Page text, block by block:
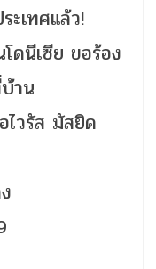
ะเทศแล้ว!
ดนีเซีย ขอร้อง
าน
ไวรัส มัสยิด